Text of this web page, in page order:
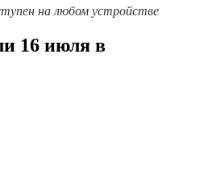
на любом устройстве
16 июля в